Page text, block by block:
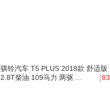
骐铃汽车 T5 PLUS 2018款 舒适版
2.8T柴油 109马力 两驱 ...
[83